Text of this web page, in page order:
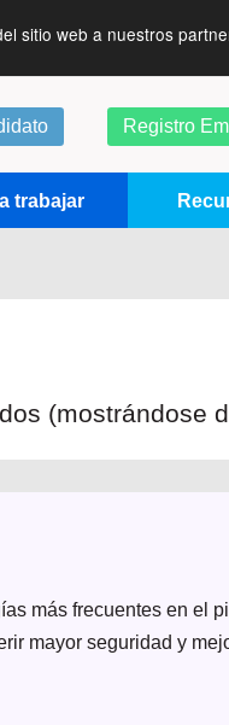
sitio web a nuestros
Registro
trabajar
(mostrándose
más frecuentes en el
mayor seguridad y